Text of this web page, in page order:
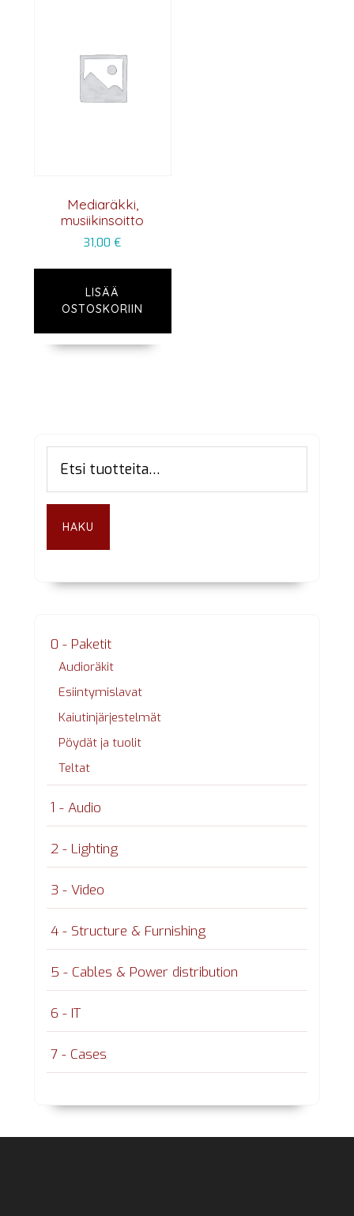
Mediaräkki,
musiikinsoitto
31,00€
LISÄÄ
OSTOSKORIIN
Ensisijainen
sivupalkki
HAKU
0 - Paketit
Audioräkit
Esiintymislavat
Kaiutinjärjestelmät
Pöydät ja tuolit
Teltat
1 - Audio
2 - Lighting
3 - Video
4 - Structure & Furnishing
5 - Cables & Power distribution
6 - IT
7 - Cases